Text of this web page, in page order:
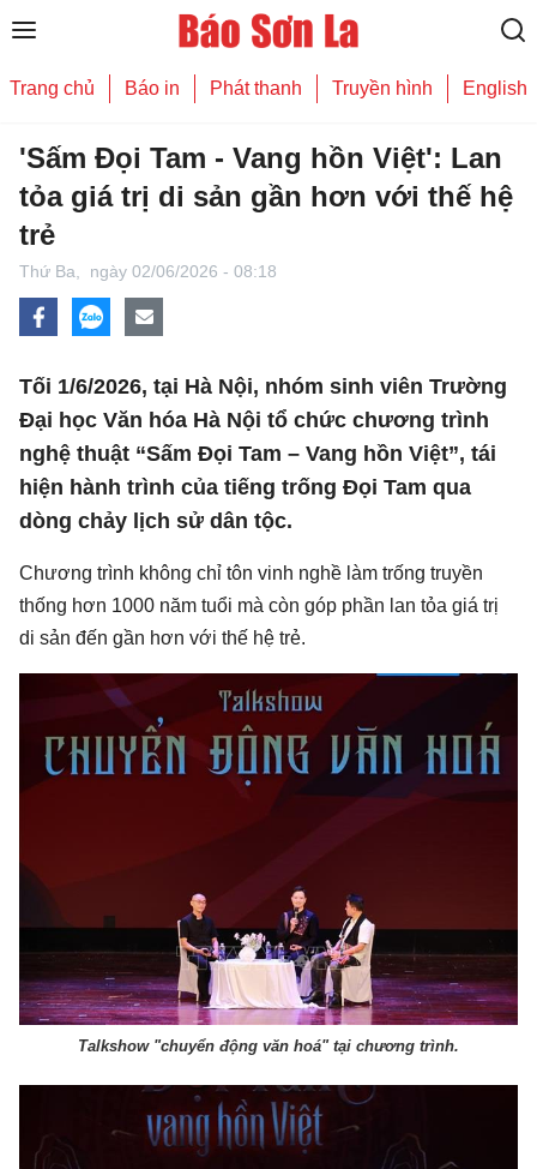
Trang chủ Báo in Phát thanh Truyền hình English
'Sấm Đọi Tam - Vang hồn Việt': Lan
tỏa giá trị di sản gần hơn với thế hệ
trẻ
Thứ Ba, ngày 02/06/2026 - 08:18
Tối 1/6/2026, tại Hà Nội, nhóm sinh viên Trường
Đại học Văn hóa Hà Nội tổ chức chương trình
nghệ thuật “Sấm Đọi Tam – Vang hồn Việt”, tái
hiện hành trình của tiếng trống Đọi Tam qua
dòng chảy lịch sử dân tộc.
Chương trình không chỉ tôn vinh nghề làm trống truyền
thống hơn 1000 năm tuổi mà còn góp phần lan tỏa giá trị
di sản đến gần hơn với thế hệ trẻ.
Talkshow "chuyển động văn hoá" tại chương trình.